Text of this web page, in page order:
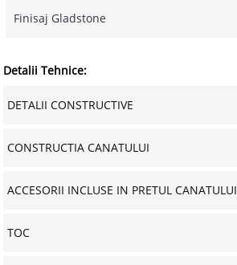
Finisaj Gladstone
Detalii Tehnice:
DETALII CONSTRUCTIVE
CONSTRUCTIA CANATULUI
ACCESORII INCLUSE IN PRETUL CANATULUI
TOC